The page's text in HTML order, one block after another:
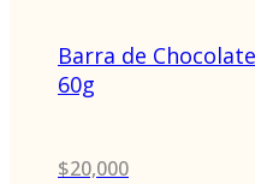
Barra de
60g
$20,000